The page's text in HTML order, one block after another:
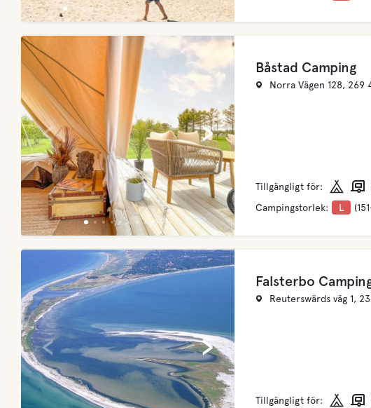
›
‹
Båstad Camping
Norra Vägen 128, 269
Tillgängligt för:
Campingstorlek:
L
›
‹
Falsterbo
Reuterswärds väg 1,
Tillgängligt för: